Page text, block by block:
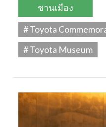
ชานเมือง
# Toyota
# Toyota Museum